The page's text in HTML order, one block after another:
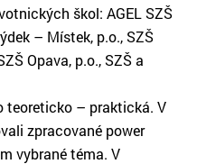
škol: AGEL SZŠ
– Místek, p.o., SZŠ
Opava, p.o., SZŠ a
teoreticko – praktická. V
zpracované power
vybrané téma. V